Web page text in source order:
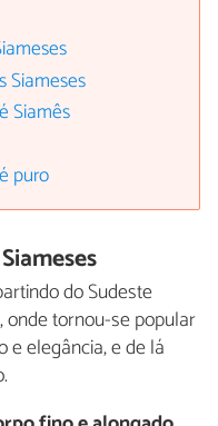
Siameses
Siamês
puro
do Sudeste
tornou-se popular
e elegância, e de lá